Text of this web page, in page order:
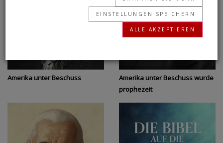
Amerika unter Beschuss
Amerika unter Beschuss wurde
prophezeit
EINSTELLUNGEN SPEICHERN
ALLE AKZEPTIEREN